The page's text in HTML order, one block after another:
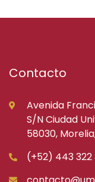
Contacto
Avenida
S/N Ciudad
58030,
(+52) 443 322